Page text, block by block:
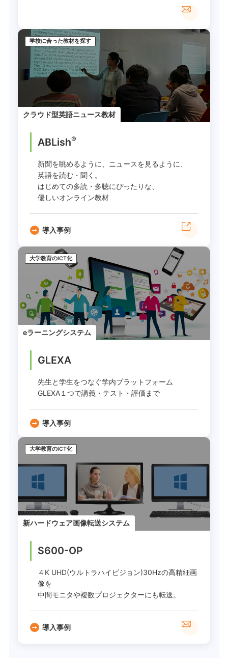
学校に合った教材を探す
クラウド型英語ニュース教材
ABLish®
新聞を眺めるように、ニュースを見るように、
英語を読む・聞く。
はじめての多読・多聴にぴったりな、
優しいオンライン教材
導入事例
大学教育のICT化
eラーニングシステム
GLEXA
先生と学生をつなぐ学内プラットフォーム
GLEXA１つで講義・テスト・評価まで
導入事例
大学教育のICT化
新ハードウェア画像転送システム
S600-OP
４K UHD(ウルトラハイビジョン)30Hzの高精細画
像を
中間モニタや複数プロジェクターにも転送。
導入事例